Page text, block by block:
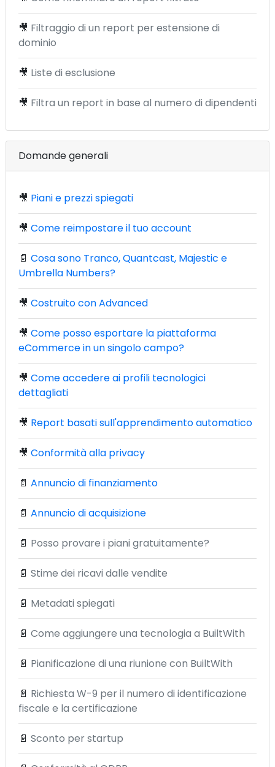
🎥 Filtraggio di un report per estensione di
dominio
🎥 Liste di esclusione
🎥 Filtra un report in base al numero di dipendenti
Domande generali
🎥 Piani e prezzi spiegati
🎥 Come reimpostare il tuo account
📄 Cosa sono Tranco, Quantcast, Majestic e
Umbrella Numbers?
🎥 Costruito con Advanced
🎥 Come posso esportare la piattaforma
eCommerce in un singolo campo?
🎥 Come accedere ai profili tecnologici
dettagliati
🎥 Report basati sull'apprendimento automatico
🎥 Conformità alla privacy
📄 Annuncio di finanziamento
📄 Annuncio di acquisizione
📄 Posso provare i piani gratuitamente?
📄 Stime dei ricavi dalle vendite
📄 Metadati spiegati
📄 Come aggiungere una tecnologia a BuiltWith
📄 Pianificazione di una riunione con BuiltWith
📄 Richiesta W-9 per il numero di identificazione
fiscale e la certificazione
📄 Sconto per startup